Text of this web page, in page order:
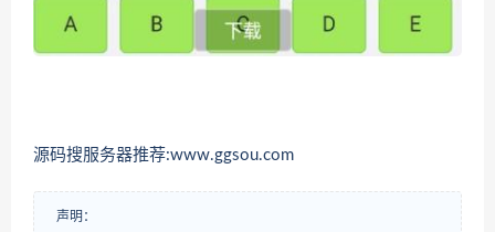
源码搜服务器推荐:www.ggsou.com
声明：